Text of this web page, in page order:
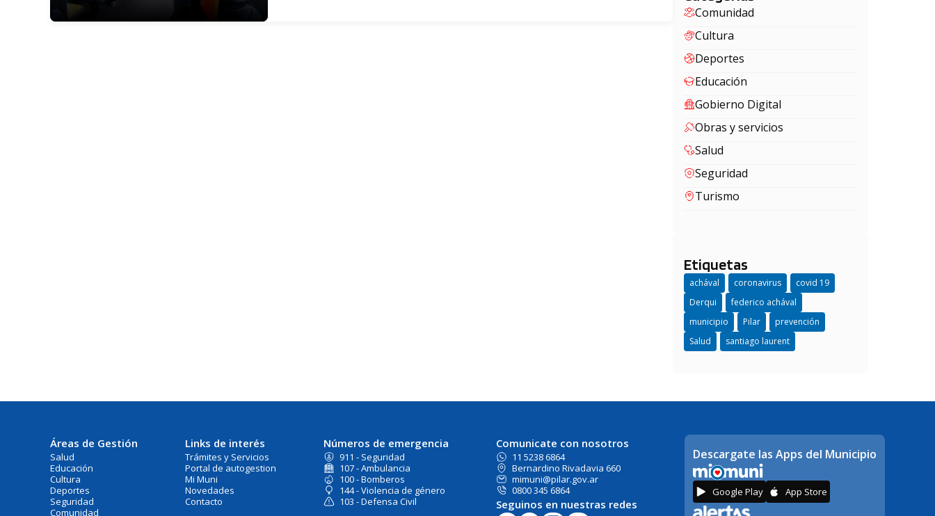
Comunidad
Cultura
Deportes
Educación
Gobierno Digital
Obras y servicios
Salud
Seguridad
Turismo
Etiquetas
achával coronavirus
covid 19
Derqui
federico achával
municipio
Pilar
prevención
Salud
santiago laurent
Áreas de Gestión
Salud
Educación
Cultura
Deportes
Seguridad
Comunidad
Links de interés
Trámites y Servicios
Portal de autogestion
Mi Muni
Novedades
Contacto
Números de emergencia
911 - Seguridad
107 - Ambulancia
100 - Bomberos
144 - Violencia de género
103 - Defensa Civil
Comunicate con nosotros
11 5238 6864
Bernardino Rivadavia 660
mimuni@pilar.gov.ar
0800 345 6864
Seguinos en nuestras redes
Descargate las Apps del Municipio
Google Play App Store